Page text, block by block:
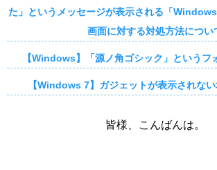
た」というメッセージが表示される「
画面に対する対処方法につい
【Windows】「源ノ角ゴシック」というフ
【Windows 7】ガジェットが表示されな
皆様、こんばんは。